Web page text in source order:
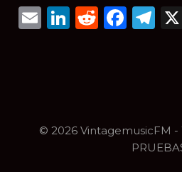
Email
LinkedIn
Reddit
© 2026 VintagemusicFM -